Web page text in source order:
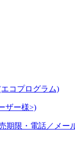
コプログラム)
ザー様>)
期限・電話／メー